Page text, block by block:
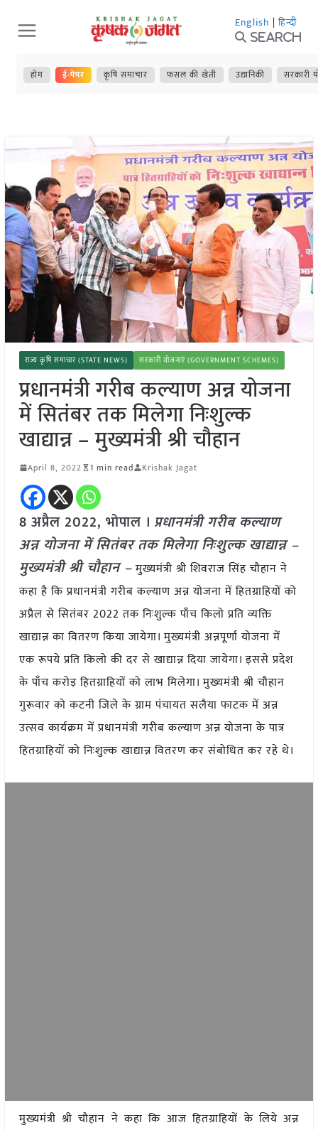
Skip
to
content
English | हिन्दी
Search
होम ई-पेपर कृषि समाचार फसल की खेती उद्यानिकी सरकारी
राज्य कृषि समाचार (STATE NEWS) सरकारी योजनाएं (GOVERNMENT SCHEMES)
प्रधानमंत्री गरीब कल्याण अन्न योजना
में सितंबर तक मिलेगा निःशुल्क
खाद्यान्न – मुख्यमंत्री श्री चौहान
April 8, 2022 1 min read Krishak Jagat
8 अप्रैल 2022, भोपाल । प्रधानमंत्री गरीब कल्याण
अन्न योजना में सितंबर तक मिलेगा निःशुल्क खाद्यान्न –
मुख्यमंत्री श्री चौहान –मुख्यमंत्री श्री शिवराज सिंह चौहान ने
कहा है कि प्रधानमंत्री गरीब कल्याण अन्न योजना में हितग्राहियों को
अप्रैल से सितंबर 2022 तक निःशुल्क पाँच किलो प्रति व्यक्ति
खाद्यान्न का वितरण किया जायेगा। मुख्यमंत्री अन्नपूर्णा योजना में
एक रूपये प्रति किलो की दर से खाद्यान्न दिया जायेगा। इससे प्रदेश
के पाँच करोड़ हितग्राहियों को लाभ मिलेगा। मुख्यमंत्री श्री चौहान
गुरूवार को कटनी जिले के ग्राम पंचायत सलैया फाटक में अन्न
उत्सव कार्यक्रम में प्रधानमंत्री गरीब कल्याण अन्न योजना के पात्र
हितग्राहियों को निःशुल्क खाद्यान्न वितरण कर संबोधित कर रहे थे।
मुख्यमंत्री श्री चौहान ने कहा कि आज हितग्राहियों के लिये अन्न